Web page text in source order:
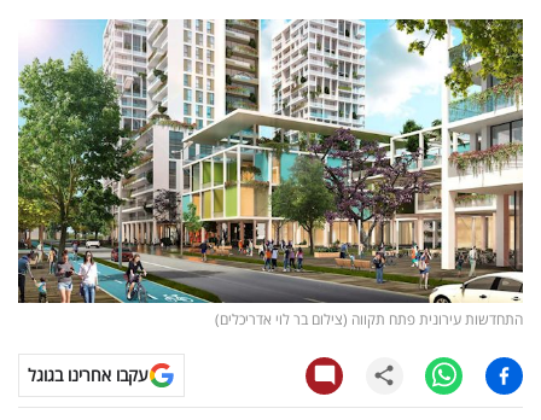
ומחקרים
דעות
רכילות
עסקית
קריפטו
ויראלי
עסקי
התחדשות עירונית פתח תקווה (צילום בר לוי אדריכלים)
עקבו אחרינו בגוגל